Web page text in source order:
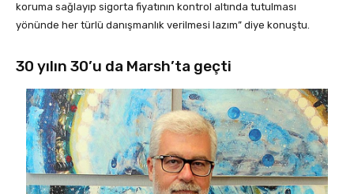
koruma sağlayıp sigorta fiyatının kontrol altında tutulması
yönünde her türlü danışmanlık verilmesi lazım” diye konuştu.
30 yılın 30’u da Marsh’ta geçti